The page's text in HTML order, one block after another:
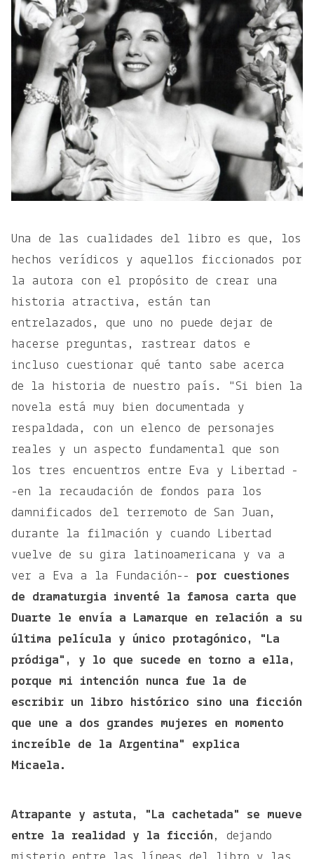
Una de las cualidades del libro es que, los
hechos verídicos y aquellos ficcionados por
la autora con el propósito de crear una
historia atractiva, están tan
entrelazados, que uno no puede dejar de
hacerse preguntas, rastrear datos e
incluso cuestionar qué tanto sabe acerca
de la historia de nuestro país. "Si bien la
novela está muy bien documentada y
respaldada, con un elenco de personajes
reales y un aspecto fundamental que son
los tres encuentros entre Eva y Libertad -
-en la recaudación de fondos para los
damnificados del terremoto de San Juan,
durante la filmación y cuando Libertad
vuelve de su gira latinoamericana y va a
ver a Eva a la Fundación--
por cuestiones
de dramaturgia inventé la famosa carta que
Duarte le envía a Lamarque en relación a su
última película y único protagónico, "La
pródiga", y lo que sucede en torno a ella,
porque mi intención nunca fue la de
escribir un libro histórico sino una ficción
que une a dos grandes mujeres en momento
increíble de la Argentina" explica
Micaela.
Atrapante y astuta, "La cachetada" se mueve
entre la realidad y la ficción , dejando